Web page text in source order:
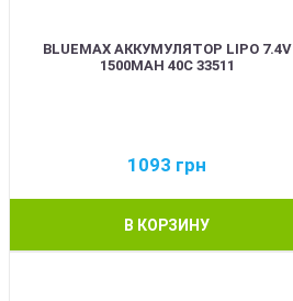
BLUEMAX АККУМУЛЯТОР LIPO 7.4V
1500MAH 40C 33511
1093 грн
В КОРЗИНУ